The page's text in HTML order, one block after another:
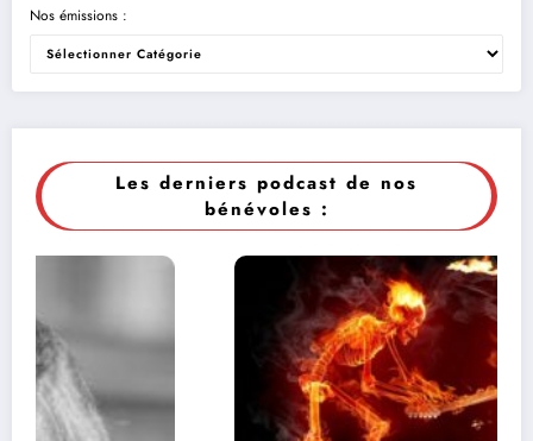
Nos émissions :
Les derniers podcast de nos
bénévoles :